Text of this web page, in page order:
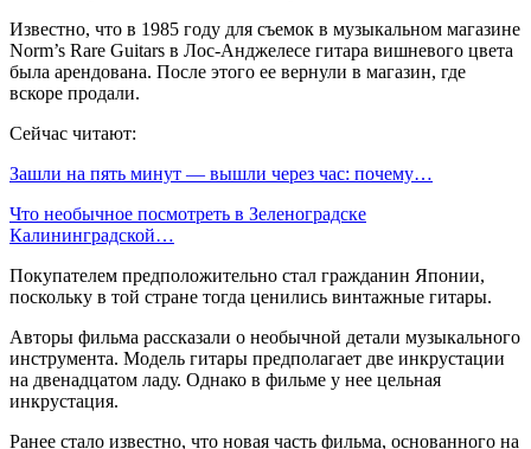
Известно, что в 1985 году для съемок в музыкальном магазине
Norm’s Rare Guitars в Лос-Анджелесе гитара вишневого цвета
была арендована. После этого ее вернули в магазин, где
вскоре продали.
Сейчас читают:
Зашли на пять минут — вышли через час: почему…
Что необычное посмотреть в Зеленоградске
Калининградской…
Покупателем предположительно стал гражданин Японии,
поскольку в той стране тогда ценились винтажные гитары.
Авторы фильма рассказали о необычной детали музыкального
инструмента. Модель гитары предполагает две инкрустации
на двенадцатом ладу. Однако в фильме у нее цельная
инкрустация.
Ранее стало известно, что новая часть фильма, основанного на